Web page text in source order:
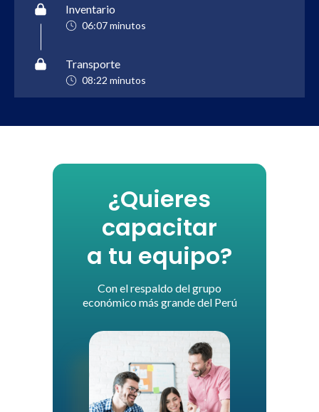
Inventario
06:07 minutos
Transporte
08:22 minutos
¿Quieres
capacitar
a tu equipo?
Con el respaldo del grupo
económico más grande del Perú